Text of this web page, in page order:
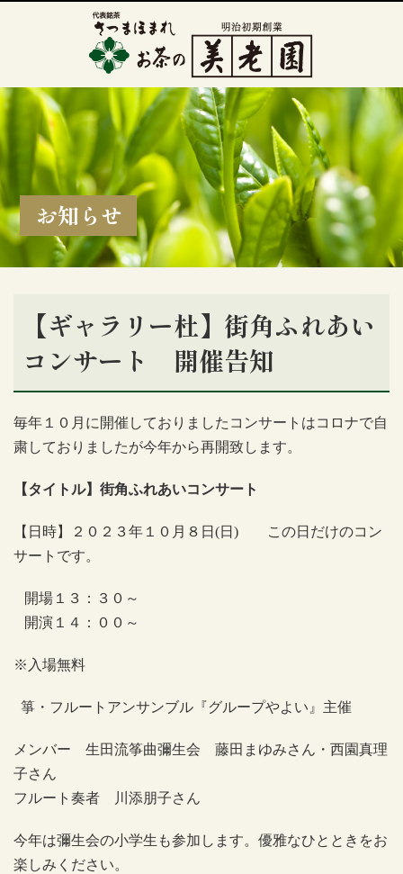
お知らせ
【ギャラリー杜】街角ふれあい
コンサート 開催告知
毎年 １０月に開催しておりましたコンサートはコロナで自
粛しておりましたが今年から再開致します。
【タイトル】街角ふれあいコンサート
【日時】２０２３年１０月８日(日) この日だけのコン
サートです。
開場１３：３０～
開演１４：００～
※入場無料
箏・フルートアンサンブル『グループやよい』主催
メンバー 生田流筝曲彌生会 藤田まゆみさん・西園真理
子さん
フルート奏者 川添朋子さん
今年は彌生会の小学生も参加します。優雅なひとときをお
楽しみください。